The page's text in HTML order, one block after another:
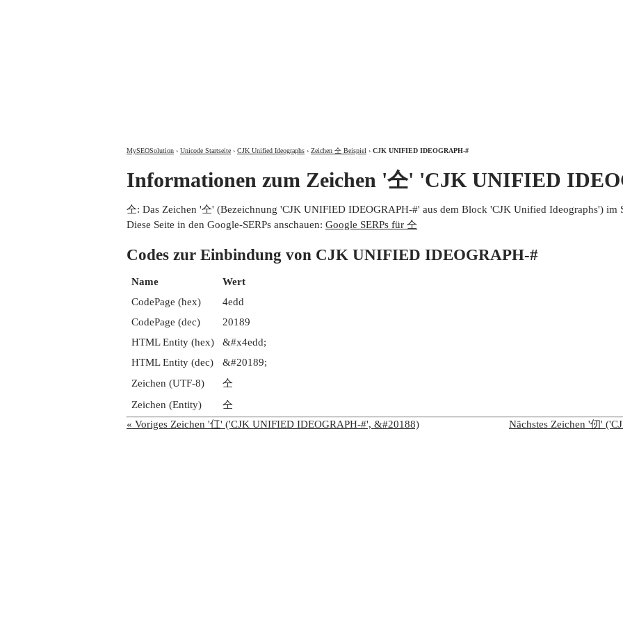
MySEOSolution › Unicode Startseite › CJK Unified Ideographs › Zeichen 仝 Beispiel › CJK UNIFIED IDEOGRAPH-#
Informationen zum Zeichen '仝' 'CJK UNIFIED
仝: Das Zeichen '仝' (Bezeichnung 'CJK UNIFIED IDEOGRAPH-#' aus dem Block 'CJK Unified Ideographs') im
Diese Seite in den Google-SERPs anschauen: Google SERPs für 仝
Codes zur Einbindung von CJK UNIFIED IDEOGRAPH-#
Name
Wert
CodePage (hex)
4edd
CodePage (dec)
20189
HTML Entity (hex)
&#x4edd;
HTML Entity (dec)
&#20189;
Zeichen (UTF-8)
仝
Zeichen (Entity)
仝
« Voriges Zeichen '仜' ('CJK UNIFIED IDEOGRAPH-#', &#20188)
Nächstes Zeichen '仞'